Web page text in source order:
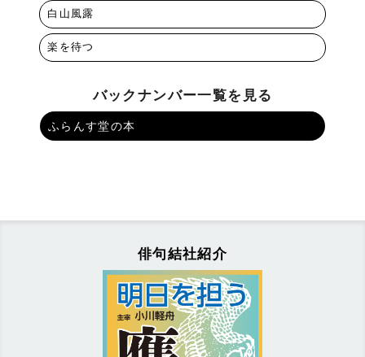
白山風露
楽を待つ
バックナンバー一覧を見る
ふらんす堂の本
俳句結社紹介